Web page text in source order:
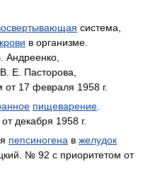
система,
крови в организме.
Андреенко,
Е. Пасторова,
17 февраля 1958 г.
пищеварение
декабря 1958 г.
пепсиногена в желудок
№ 92 с приоритетом от